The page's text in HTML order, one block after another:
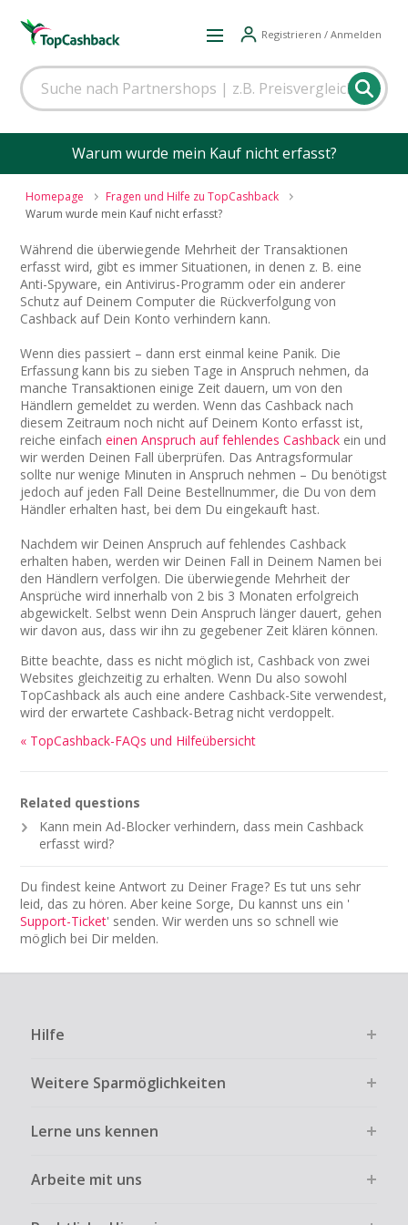
Registrieren / Anmelden
Warum wurde mein Kauf nicht erfasst?
Homepage
Fragen und Hilfe zu TopCashback
Warum wurde mein Kauf nicht erfasst?
Während die überwiegende Mehrheit der Transaktionen
erfasst wird, gibt es immer Situationen, in denen z. B. eine
Anti-Spyware, ein Antivirus-Programm oder ein anderer
Schutz auf Deinem Computer die Rückverfolgung von
Cashback auf Dein Konto verhindern kann.
Wenn dies passiert – dann erst einmal keine Panik. Die
Erfassung kann bis zu sieben Tage in Anspruch nehmen, da
manche Transaktionen einige Zeit dauern, um von den
Händlern gemeldet zu werden. Wenn das Cashback nach
diesem Zeitraum noch nicht auf Deinem Konto erfasst ist,
reiche einfacheinen Anspruch auf fehlendes Cashback ein und
wir werden Deinen Fall überprüfen. Das Antragsformular
sollte nur wenige Minuten in Anspruch nehmen – Du benötigst
jedoch auf jeden Fall Deine Bestellnummer, die Du von dem
Händler erhalten hast, bei dem Du eingekauft hast.
Nachdem wir Deinen Anspruch auf fehlendes Cashback
erhalten haben, werden wir Deinen Fall in Deinem Namen bei
den Händlern verfolgen. Die überwiegende Mehrheit der
Ansprüche wird innerhalb von 2 bis 3 Monaten erfolgreich
abgewickelt. Selbst wenn Dein Anspruch länger dauert, gehen
wir davon aus, dass wir ihn zu gegebener Zeit klären können.
Bitte beachte, dass es nicht möglich ist, Cashback von zwei
Websites gleichzeitig zu erhalten. Wenn Du also sowohl
TopCashback als auch eine andere Cashback-Site verwendest,
wird der erwartete Cashback-Betrag nicht verdoppelt.
« TopCashback-FAQs und Hilfeübersicht
Related questions
Kann mein Ad-Blocker verhindern, dass mein Cashback
erfasst wird?
Du findest keine Antwort zu Deiner Frage? Es tut uns sehr
leid, das zu hören. Aber keine Sorge, Du kannst uns ein '
Support-Ticket' senden. Wir werden uns so schnell wie
möglich bei Dir melden.
Hilfe
Weitere Sparmöglichkeiten
Lerne uns kennen
Arbeite mit uns